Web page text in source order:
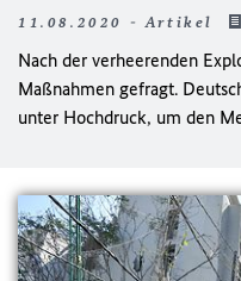
11.08.2020 - Artikel
Nach der verheerenden
Maßnahmen gefragt.
unter Hochdruck, um den